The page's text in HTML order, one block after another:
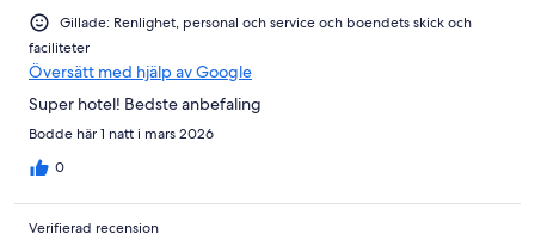
Gillade: Renlighet, personal och service och boendets skick och
faciliteter
Översätt med hjälp av Google
Super hotel! Bedste anbefaling
Bodde här 1 natt i mars 2026
0
Verifierad recension